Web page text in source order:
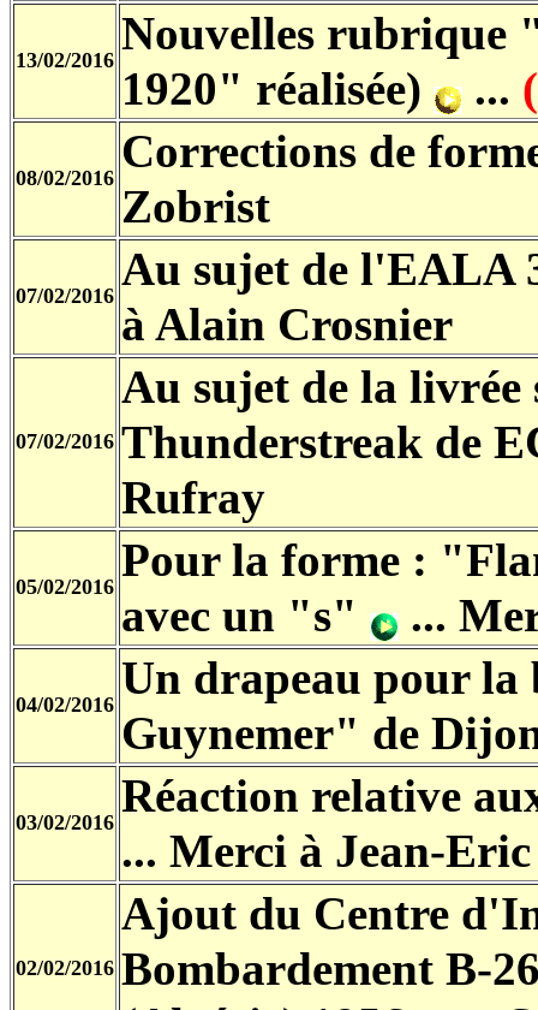
13/02/2016 Nouvelles rubrique
1920" réalisée)
...
08/02/2016 Corrections de
Zobrist
07/02/2016 Au sujet de l'EALA
à Alain Crosnier
07/02/2016
Au sujet de la
Thunderstreak de
Rufray
05/02/2016 Pour la forme :
avec un "s"
...
04/02/2016 Un drapeau pour la
Guynemer" de
03/02/2016 Réaction relative
... Merci à Jean-
02/02/2016
Ajout du Centre
Bombardement B-